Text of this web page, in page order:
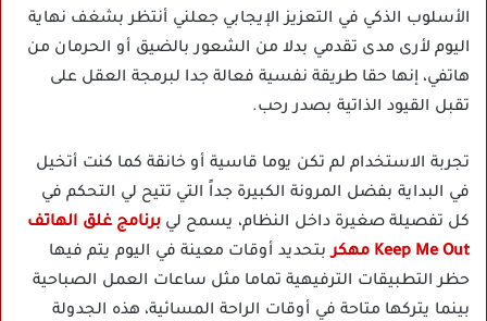
الأسلوب الذكي في التعزيز الإيجابي جعلني أنتظر بشغف نهاية
اليوم لأرى مدى تقدمي بدلا من الشعور بالضيق أو الحرمان من
هاتفي، إنها حقا طريقة نفسية فعالة جدا لبرمجة العقل على
تقبل القيود الذاتية بصدر رحب.
تجربة الاستخدام لم تكن يوما قاسية أو خانقة كما كنت أتخيل
في البداية بفضل المرونة الكبيرة جداً التي تتيح لي التحكم في
كل تفصيلة صغيرة داخل النظام، يسمح لي برنامج غلق الهاتف
Keep Me Out مهكر
بتحديد أوقات معينة في اليوم يتم فيها
حظر التطبيقات الترفيهية تماما مثل ساعات العمل الصباحية
بينما يتركها متاحة في أوقات الراحة المسائية، هذه الجدولة